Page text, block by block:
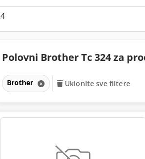
Polovni Brother Tc 324 za
Brother Uklonite sve filtere